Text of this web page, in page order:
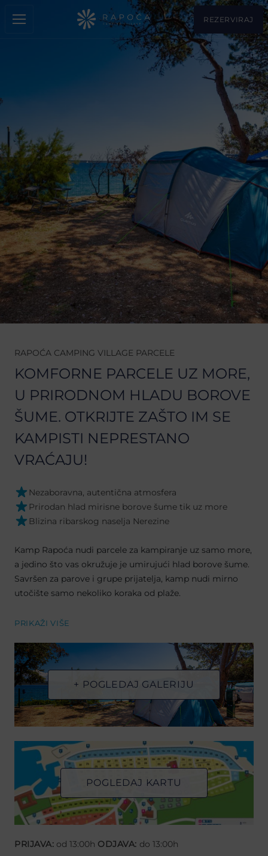
REZERVIRAJ
RAPOĆA CAMPING VILLAGE PARCELE
KOMFORNE PARCELE UZ MORE,
U PRIRODNOM HLADU BOROVE
ŠUME. OTKRIJTE ZAŠTO IM SE
KAMPISTI NEPRESTANO
VRAĆAJU!
Nezaboravna, autentična atmosfera
Prirodan hlad mirisne borove šume tik uz more
Blizina ribarskog naselja Nerezine
Kamp Rapoća nudi parcele za kampiranje uz samo more,
a jedino što vas okružuje je umirujući hlad borove šume.
Savršen za parove i grupe prijatelja, kamp nudi mirno
utočište samo nekoliko koraka od plaže.
PRIKAŽI VIŠE
+ POGLEDAJ GALERIJU
POGLEDAJ KARTU
PRIJAVA: od 13:00h ODJAVA: do 13:00h